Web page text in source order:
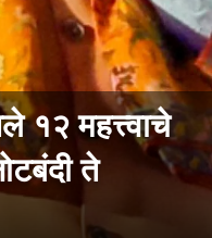
१२ महत्त्वाचे
ते